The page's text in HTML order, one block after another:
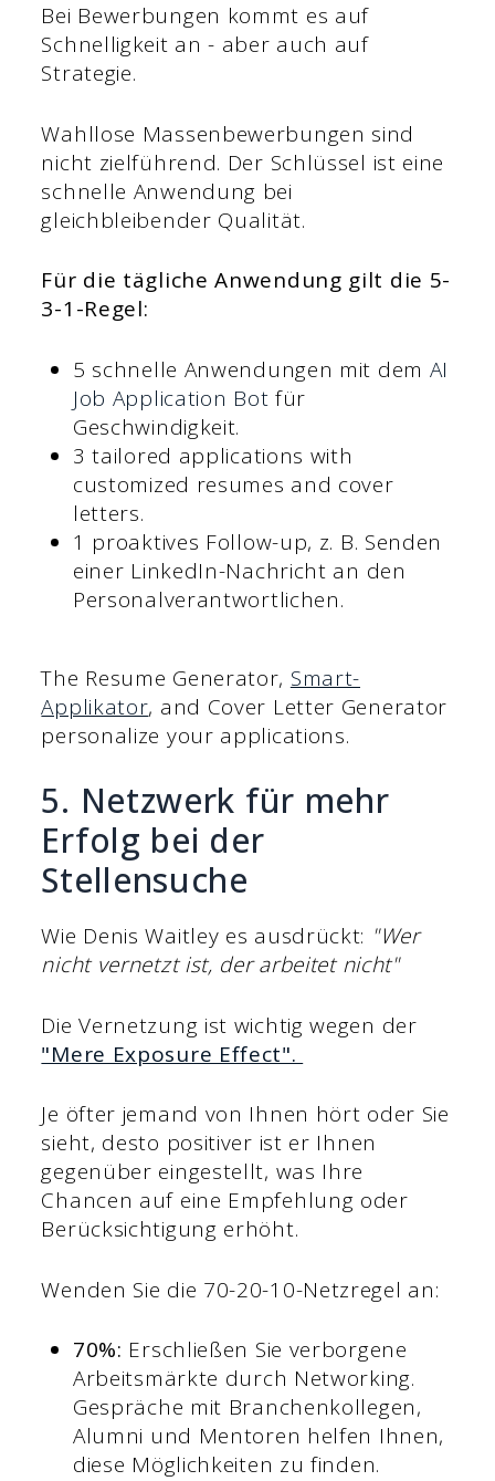
Bei Bewerbungen kommt es auf
Schnelligkeit an - aber auch auf
Strategie.
Wahllose Massenbewerbungen sind
nicht zielführend. Der Schlüssel ist eine
schnelle Anwendung bei
gleichbleibender Qualität.
Für die tägliche Anwendung gilt die 5-
3-1-Regel:
5 schnelle Anwendungen mit dem AI
Job Application Bot für
Geschwindigkeit.
3 tailored applications with
customized resumes and cover
letters.
1 proaktives Follow-up, z. B. Senden
einer LinkedIn-Nachricht an den
Personalverantwortlichen.
The Resume Generator, Smart-
Applikator, and Cover Letter Generator
personalize your applications.
5. Netzwerk für mehr
Erfolg bei der
Stellensuche
Wie Denis Waitley es ausdrückt: "Wer
nicht vernetzt ist, der arbeitet nicht"
Die Vernetzung ist wichtig wegen der
"Mere Exposure Effect".
Je öfter jemand von Ihnen hört oder Sie
sieht, desto positiver ist er Ihnen
gegenüber eingestellt, was Ihre
Chancen auf eine Empfehlung oder
Berücksichtigung erhöht.
Wenden Sie die 70-20-10-Netzregel an:
70%: Erschließen Sie verborgene
Arbeitsmärkte durch Networking.
Gespräche mit Branchenkollegen,
Alumni und Mentoren helfen Ihnen,
diese Möglichkeiten zu finden.